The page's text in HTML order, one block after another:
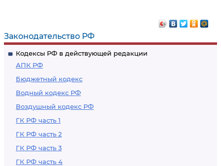
Законодательство РФ
Кодексы РФ в действующей редакции
АПК РФ
Бюджетный кодекс
Водный кодекс РФ
Воздушный кодекс РФ
ГК РФ часть 1
ГК РФ часть 2
ГК РФ часть 3
ГК РФ часть 4